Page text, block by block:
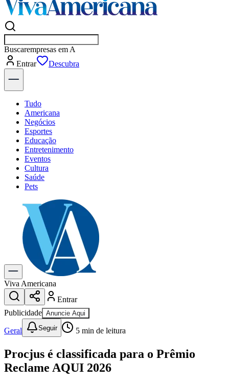
Buscarempresas em Ameri
Entrar
Flash
Tudo
Americana
Negócios
Esportes
Educação
Entretenimento
Eventos
Cultura
Saúde
Pets
Explore Tudo
Últimas Notícias
Previsão do Tempo
Dia a Dia & Lazer
Gastronomia
Cinema & Shows
Para Sua Empresa
Anuncie no Portal
Cadastrar Empresa
Divulgar VagasNovo
Publicidade Legal
Eleições
Segurança
Saúde
Viva Americana
Entrar
Publicidade Anuncie Aqui
Geral Seguir 5 min de leitura
Procjus é classificada para o Prêmio
Reclame AQUI 2026